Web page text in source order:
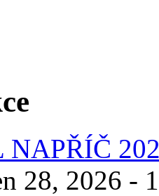
NAPŘÍČ
28, 2026 -